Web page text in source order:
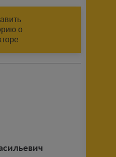
о
ОТЗЫВА)